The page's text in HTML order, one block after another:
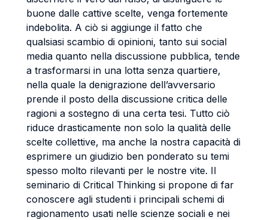
buone dalle cattive scelte, venga fortemente
indebolita. A ciò si aggiunge il fatto che
qualsiasi scambio di opinioni, tanto sui social
media quanto nella discussione pubblica, tende
a trasformarsi in una lotta senza quartiere,
nella quale la denigrazione dell’avversario
prende il posto della discussione critica delle
ragioni a sostegno di una certa tesi. Tutto ciò
riduce drasticamente non solo la qualità delle
scelte collettive, ma anche la nostra capacità di
esprimere un giudizio ben ponderato su temi
spesso molto rilevanti per le nostre vite. Il
seminario di Critical Thinking si propone di far
conoscere agli studenti i principali schemi di
ragionamento usati nelle scienze sociali e nei